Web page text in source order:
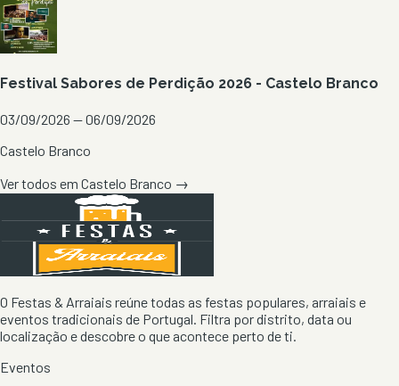
Festival Sabores de Perdição 2026 - Castelo Branco
03/09/2026 — 06/09/2026
Castelo Branco
Ver todos em Castelo Branco →
O Festas & Arraiais reúne todas as festas populares, arraiais e
eventos tradicionais de Portugal. Filtra por distrito, data ou
localização e descobre o que acontece perto de ti.
Eventos